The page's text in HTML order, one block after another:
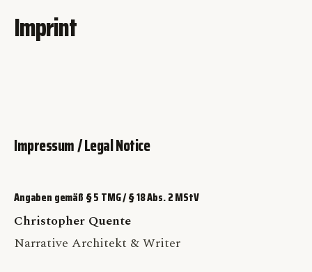
Imprint
Impressum / Legal Notice
Angaben gemäß § 5 TMG / § 18 Abs. 2 MStV
Christopher Quente
Narrative Architekt & Writer